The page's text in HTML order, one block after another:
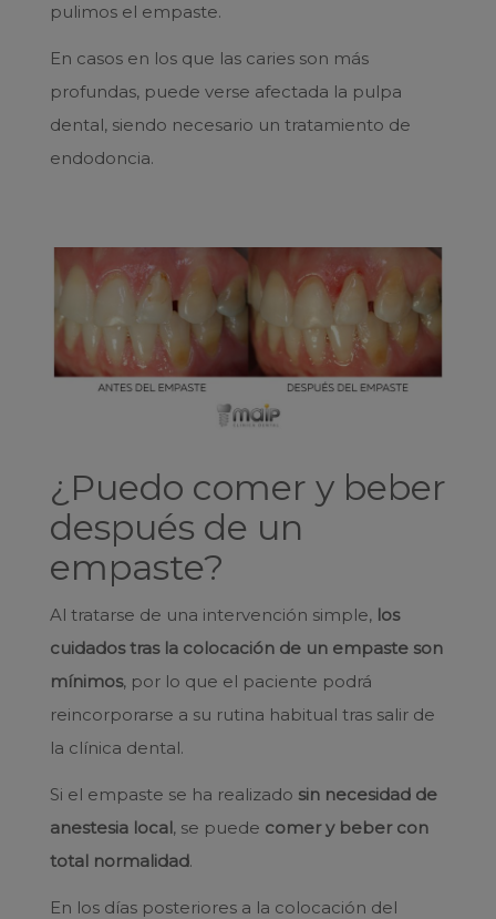
pulimos el empaste.
En casos en los que las caries son más
profundas, puede verse afectada la pulpa
dental, siendo necesario un tratamiento de
endodoncia.
¿Puedo comer y beber
después de un
empaste?
Al tratarse de una intervención simple, los
cuidados tras la colocación de un empaste son
mínimos, por lo que el paciente podrá
reincorporarse a su rutina habitual tras salir de
la clínica dental.
Si el empaste se ha realizado sin necesidad de
anestesia local, se puede comer y beber con
total normalidad.
En los días posteriores a la colocación del